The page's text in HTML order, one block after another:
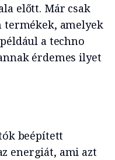
előtt. Már csak
termékek, amelyek
a techno
érdemes ilyet
beépített
energiát, ami azt